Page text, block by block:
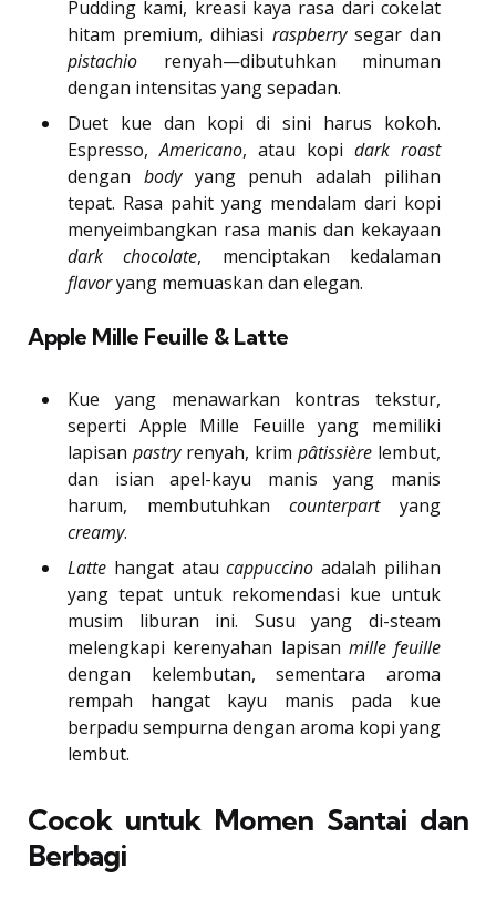
Pudding kami, kreasi kaya rasa dari cokelat
hitam premium, dihiasi raspberrysegar dan
pistachio renyah—dibutuhkan minuman
dengan intensitas yang sepadan.
Duet kue dan kopi di sini harus kokoh.
Espresso,Americano, atau kopi dark roast
dengan bodyyang penuh adalah pilihan
tepat. Rasa pahit yang mendalam dari kopi
menyeimbangkan rasa manis dan kekayaan
dark chocolate, menciptakan kedalaman
flavoryang memuaskan dan elegan.
Apple Mille Feuille & Latte
Kue yang menawarkan kontras tekstur,
seperti Apple Mille Feuille yang memiliki
lapisan pastryrenyah, krim pâtissière lembut,
dan isian apel-kayu manis yang manis
harum, membutuhkancounterpartyang
creamy.
Latte hangat ataucappuccino adalah pilihan
yang tepat untuk rekomendasi kue untuk
musim liburan ini. Susu yang di-steam
melengkapi kerenyahan lapisan mille feuille
dengan kelembutan, sementara aroma
rempah hangat kayu manis pada kue
berpadu sempurna dengan aroma kopi yang
lembut.
Cocok untuk Momen Santai dan
Berbagi